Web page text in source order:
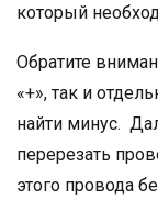
который
Обратите
«+», так и
найти минус.
перерезать
этого провода